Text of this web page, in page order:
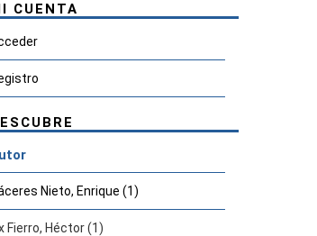
CUENTA
Nieto, Enrique (1)
Fierro, Héctor (1)